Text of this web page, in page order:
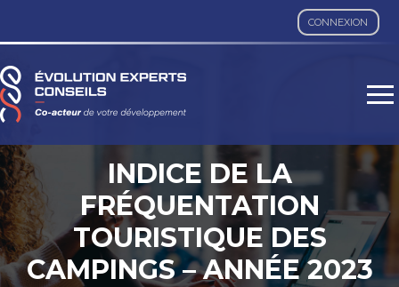
CONNEXION
Aller
au
INDICE DE LA
FRÉQUENTATION
TOURISTIQUE DES
CAMPINGS – ANNÉE 2023